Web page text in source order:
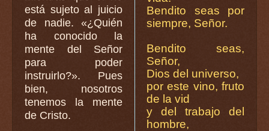
está sujeto al juicio
de nadie. «¿Quién
ha conocido la
mente del Señor
para poder
instruirlo?». Pues
bien, nosotros
tenemos la mente
de Cristo.
Bendito seas por
siempre, Señor.
Bendito seas,
Señor,
Dios del universo,
por este vino, fruto
de la vid
y del trabajo del
hombre,